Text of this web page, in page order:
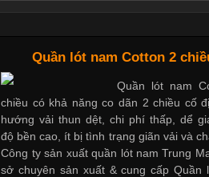
Áo
phục phổ biến nhất hiện nay nhờ tính
với nhiều đối tượng. Bên cạnh chất liệu
yếu tố quan trọng tạo nên phong cách
cổ áo sẽ mang đến một vẻ đẹp khác
Quần lót nam Cotton 2
Quần lót nam
chiều có khả năng co dãn 2 chiều cố
hướng vải thun dệt, chi phí thấp, dể
độ bền cao, ít bị tình trạng giãn vải và
Công ty sản xuất quần lót nam Trung
sở chuyên sản xuất & cung cấp Quần